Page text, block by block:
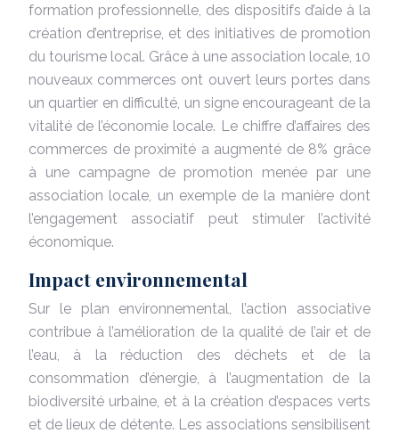
formation professionnelle, des dispositifs d’aide à la
création d’entreprise, et des initiatives de promotion
du tourisme local. Grâce à une association locale, 10
nouveaux commerces ont ouvert leurs portes dans
un quartier en difficulté, un signe encourageant de la
vitalité de l’économie locale. Le chiffre d’affaires des
commerces de proximité a augmenté de 8% grâce
à une campagne de promotion menée par une
association locale, un exemple de la manière dont
l’engagement associatif peut stimuler l’activité
économique.
Impact environnemental
Sur le plan environnemental, l’action associative
contribue à l’amélioration de la qualité de l’air et de
l’eau, à la réduction des déchets et de la
consommation d’énergie, à l’augmentation de la
biodiversité urbaine, et à la création d’espaces verts
et de lieux de détente. Les associations sensibilisent